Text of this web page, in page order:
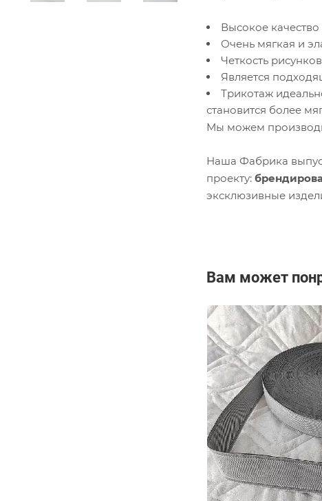
Высокое
Очень мягкая и
Четкость
Является
Трикотаж
становится более
Мы можем
Наша Фабрика
проекту:
эксклюзивные
Вам может